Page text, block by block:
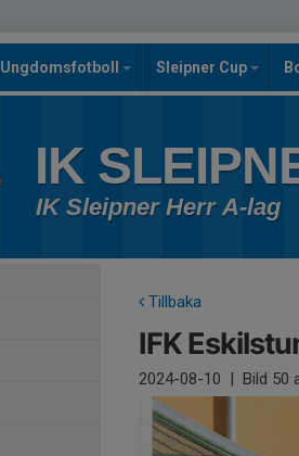
Ungdomsfotboll Sleipner Cup
IK
IK Sleipner Herr A-lag
Tillbaka
IFK
2024-08-10 | Bild 50